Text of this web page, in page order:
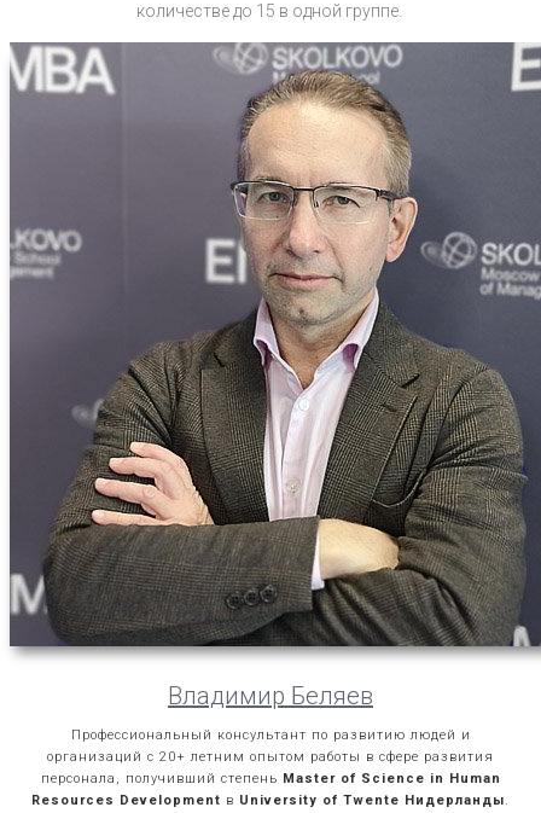
количестве до 15 в одной группе.
Владимир Беляев
Профессиональный консультант по развитию людей и
организаций с 20+ летним опытом работы в сфере развития
персонала, получивший степень Master of Science in Human
Resources Development в University of Twente Нидерланды.